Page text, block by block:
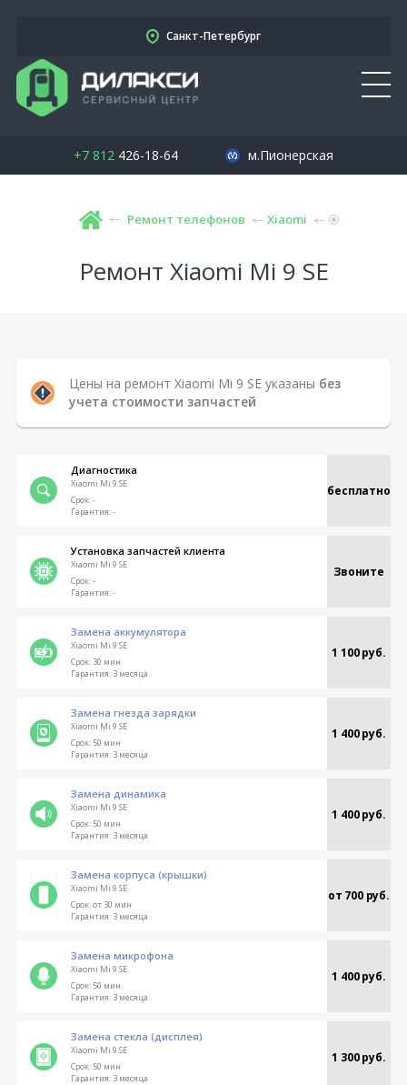
Санкт-Петербург
+7 812426-18-64 м.Пионерская
Ремонт телефонов Xiaomi
Ремонт Xiaomi Mi 9 SE
Цены на ремонт Xiaomi Mi 9 SE указаны без
учета стоимости запчастей
Диагностика
Xiaomi Mi 9 SE бесплатно
Срок:-
Гарантия:-
Установка запчастей клиента
Xiaomi Mi 9 SE Звоните
Срок:-
Гарантия:-
Замена аккумулятора
Xiaomi Mi 9 SE 1 100 руб.
Срок:30 мин
Гарантия:3 месяца
Замена гнезда зарядки
Xiaomi Mi 9 SE 1 400 руб.
Срок:50 мин
Гарантия:3 месяца
Замена динамика
Xiaomi Mi 9 SE 1 400 руб.
Срок:50 мин
Гарантия:3 месяца
Замена корпуса (крышки)
Xiaomi Mi 9 SE от 700 руб.
Срок:от 30 мин
Гарантия:3 месяца
Замена микрофона
Xiaomi Mi 9 SE 1 400 руб.
Срок:50 мин
Гарантия:3 месяца
Замена стекла (дисплея)
Xiaomi Mi 9 SE 1 300 руб.
Срок:50 мин
Гарантия:3 месяца